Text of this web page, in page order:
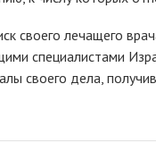
своего лечащего
специалистами
своего дела,